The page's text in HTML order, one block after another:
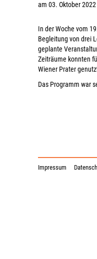
am 03. Oktober 2022
In der Woche vom
Begleitung von drei
geplante
Zeiträume konnten
Wiener Prater
Das Programm war
Impressum